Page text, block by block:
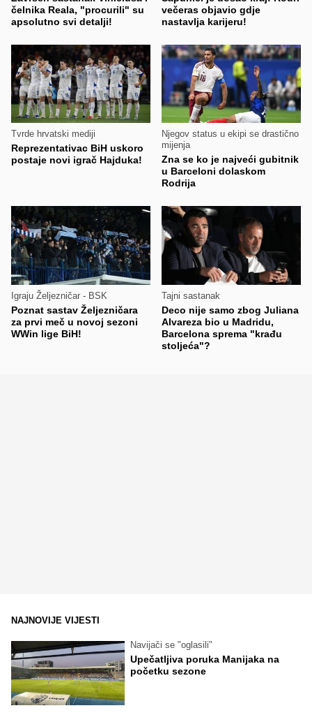
čelnika Reala, "procurili" su
apsolutno svi detalji!
večeras objavio gdje
nastavlja karijeru!
Tvrde hrvatski mediji
Reprezentativac BiH uskoro
postaje novi igrač Hajduka!
Njegov status u ekipi se drastično
mijenja
Zna se ko je najveći gubitnik
u Barceloni dolaskom
Rodrija
Igraju Željezničar - BSK
Poznat sastav Željezničara
za prvi meč u novoj sezoni
WWin lige BiH!
Tajni sastanak
Deco nije samo zbog Juliana
Alvareza bio u Madridu,
Barcelona sprema "krađu
stoljeća"?
NAJNOVIJE VIJESTI
Navijači se "oglasili"
Upečatljiva poruka Manijaka na
početku sezone